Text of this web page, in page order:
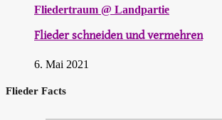
Fliedertraum @ Landpartie
Flieder schneiden und vermehren
6. Mai 2021
Flieder Facts